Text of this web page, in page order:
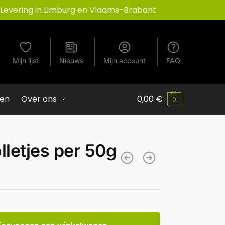
Levering in Limburg en Vlaams-Brabant
Mijn lijst Nieuws Mijn account FAQ
Over ons 0,00 € 0
per 50g